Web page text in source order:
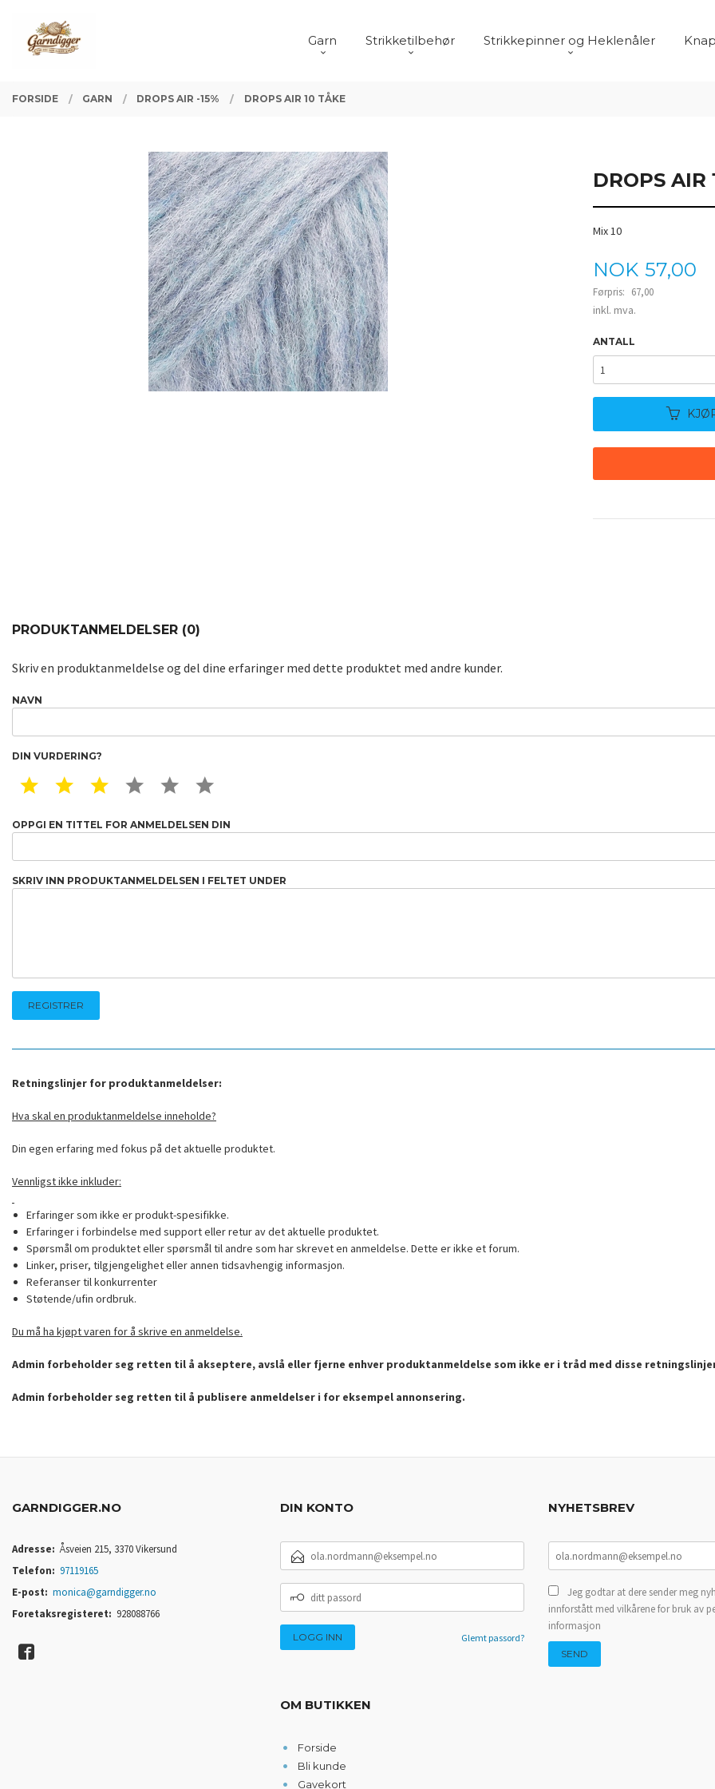
innholdet
PRODUKTER
Garn Strikketilbehør Strikkepinner og Heklenåler
FORSIDE GARN DROPS AIR -15% DROPS AIR 10 TÅKE
DROPS AIR
Mix 10
Tilbud
NOK 57,00
Førpris: 67,00
Rabatt
inkl. mva.
ANTALL
PRODUKTANMELDELSER (0)
Skriv en produktanmeldelse og del dine erfaringer med dette produktet med andre kunder.
NAVN
DIN VURDERING?
1 STAR2 STAR3 STAR4 STAR5 STAR
OPPGI EN TITTEL FOR ANMELDELSEN DIN
SKRIV INN PRODUKTANMELDELSEN I FELTET UNDER
Retningslinjer for produktanmeldelser:
Hva skal en produktanmeldelse inneholde?
Din egen erfaring med fokus på det aktuelle produktet.
Vennligst ikke inkluder:
Erfaringer som ikke er produkt-spesifikke.
Erfaringer i forbindelse med support eller retur av det aktuelle produktet.
Spørsmål om produktet eller spørsmål til andre som har skrevet en anmeldelse. Dette er ikke et forum.
Linker, priser, tilgjengelighet eller annen tidsavhengig informasjon.
Referanser til konkurrenter
Støtende/ufin ordbruk.
Du må ha kjøpt varen for å skrive en anmeldelse.
Admin forbeholder seg retten til å akseptere, avslå eller fjerne enhver produktanmeldelse som ikke er i tråd med disse
Admin forbeholder seg retten til å publisere anmeldelser i for eksempel annonsering.
GARNDIGGER.NO
Adresse: Åsveien 215, 3370 Vikersund
Telefon: 97119165
E-post: monica@garndigger.no
Foretaksregisteret: 928088766
DIN KONTO
POSTADRESSE
PASSORD
Glemt passord?
OM BUTIKKEN
Forside
Bli kunde
Gavekort
NYHETSBREV
Jeg godtar at dere sender meg
innforstått med vilkårene for bruk av
informasjon